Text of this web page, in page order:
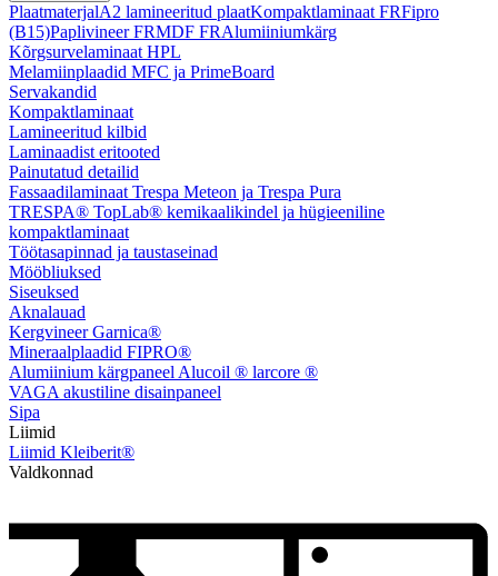
PlaatmaterjalA2 lamineeritud plaatKompaktlaminaat FRFipro
(B15)Paplivineer FRMDF FRAlumiiniumkärg
Kõrgsurvelaminaat HPL
Melamiinplaadid MFC ja PrimeBoard
Servakandid
Kompaktlaminaat
Lamineeritud kilbid
Laminaadist eritooted
Painutatud detailid
Fassaadilaminaat Trespa Meteon ja Trespa Pura
TRESPA® TopLab® kemikaalikindel ja hügieeniline
kompaktlaminaat
Töötasapinnad ja taustaseinad
Mööbliuksed
Siseuksed
Aknalauad
Kergvineer Garnica®
Mineraalplaadid FIPRO®
Alumiinium kärgpaneel Alucoil ® larcore ®
VAGA akustiline disainpaneel
Sipa
Liimid
Liimid Kleiberit®
Valdkonnad